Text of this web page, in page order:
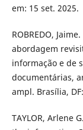
em: 15 set. 2025.
ROBREDO,
abordagem
informação e de
documentárias,
ampl. Brasília,
TAYLOR, Arlene